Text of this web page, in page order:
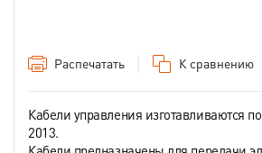
Распечатать К сравнению
Кабели управления изготавливаются
2013.